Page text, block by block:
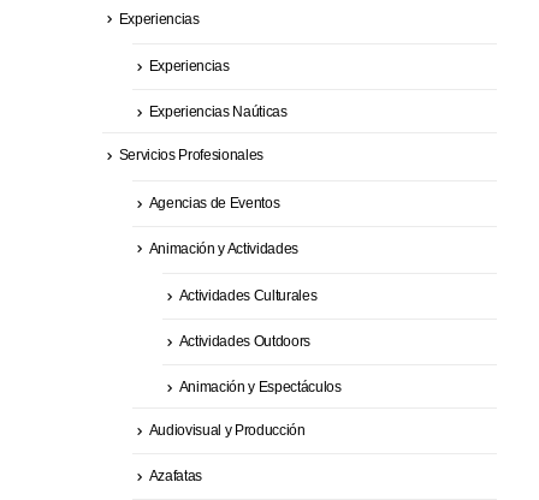
Experiencias
Experiencias
Experiencias Naúticas
Servicios Profesionales
Agencias de Eventos
Animación y Actividades
Actividades Culturales
Actividades Outdoors
Animación y Espectáculos
Audiovisual y Producción
Azafatas